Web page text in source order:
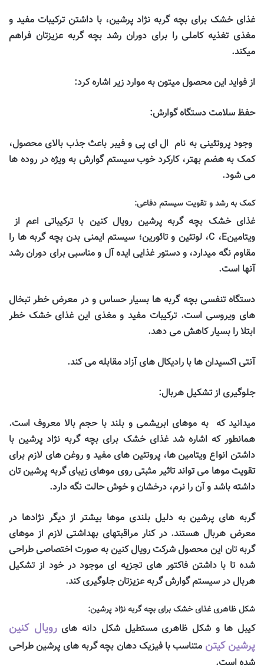
غذای خشک برای بچه گربه نژاد پرشین، با داشتن ترکیبات مفید و
مغذی تغذیه کاملی را برای دوران رشد بچه گربه عزیزتان فراهم
میکند.
از فواید این محصول میتون به موارد زیر اشاره کرد:
حفظ سلامت دستگاه گوارش:
وجود پروتئینی به نام ال ای پی و فیبر باعث جذب بالای محصول،
کمک به هضم بهتر، کارکرد خوب سیستم گوارش به ویژه در روده ها
می شود.
کمک به رشد و تقویت سیستم دفاعی:
غذای خشک بچه گربه پرشین رویال کنین با ترکیباتی اعم از
ویتامین
C ،E
، لوتئین و تائورین؛ سیستم ایمنی بدن بچه گربه ها را
مقاوم نگه میدارد، و دستور غذایی ایده آل و مناسبی برای دوران رشد
آنها است.
دستگاه تنفسی بچه گربه ها بسیار حساس و در معرض خطر تبخال
های ویروسی است. ترکیبات مفید و مغذی این غذای خشک خطر
ابتلا را بسیار کاهش می دهد.
آنتی اکسیدان ها با رادیکال های آزاد مقابله می کند.
جلوگیری از تشکیل هربال:
میدانید که به موهای ابریشمی و بلند با حجم بالا معروف است.
همانطور که اشاره شد غذای خشک برای بچه گربه نژاد پرشین با
داشتن انواع ویتامین ها، پروتئین های مفید و روغن های لازم برای
تقویت موها می تواند تاثیر مثبتی روی موهای زیبای گربه‌ پرشین تان
داشته باشد و آن را نرم، درخشان و خوش حالت نگه دارد.
گربه های پرشین به دلیل بلندی موها بیشتر از دیگر نژادها در
معرض هربال هستند. در کنار مراقبتهای بهداشتی لازم از موهای
گربه تان این محصول شرکت رویال کنین به صورت اختصاصی طراحی
شده تا با داشتن فاکتور های تجزیه ای موجود در خود از تشکیل
هربال در سیستم گوارش گربه عزیزتان جلوگیری ‌کند.
شکل ظاهری غذای خشک برای بچه گربه نژاد پرشین:
کیبل ها و شکل ظاهری مستطیل شکل دانه هایرویال کنین
پرشین کیتن متناسب با فیزیک دهان بچه گربه های پرشین طراحی
شده است.